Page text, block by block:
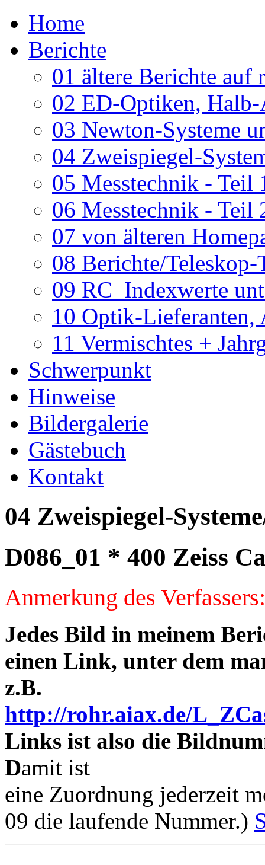
Home
Berichte
01 ältere Berichte auf
02 ED-Optiken, Halb-
03 Newton-Systeme
04 Zweispiegel-
05 Messtechnik - Teil
06 Messtechnik - Teil
07 von älteren
08 Berichte/
09 RC_Indexwerte
10 Optik-Lieferanten,
11 Vermischtes +
Schwerpunkt
Hinweise
Bildergalerie
Gästebuch
Kontakt
04 Zweispiegel-
D086_01 * 400 Zeiss
Anmerkung des Verfassers:
Jedes Bild in meinem
einen Link, unter dem
z.B.
http://rohr.aiax.de/
Links ist also die
Damit ist
eine Zuordnung jederzeit
09 die laufende Nummer.)